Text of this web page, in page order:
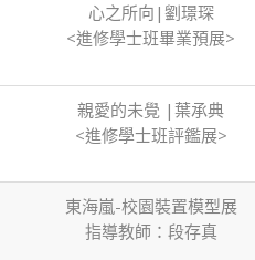
心之所向|劉璟琛
<進修學士班畢業預展>
親愛的未覺 |葉承典
<進修學士班評鑑展>
東海嵐-校園裝置模型展
指導教師：段存真